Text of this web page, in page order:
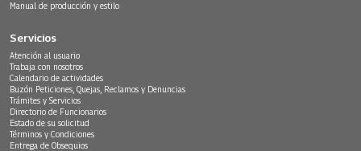
Manual de producción y estilo
Servicios
Atención al usuario
Trabaja con nosotros
Calendario de actividades
Buzón Peticiones, Quejas, Reclamos y Denuncias
Trámites y Servicios
Directorio de Funcionarios
Estado de su solicitud
Términos y Condiciones
Entrega de Obsequios